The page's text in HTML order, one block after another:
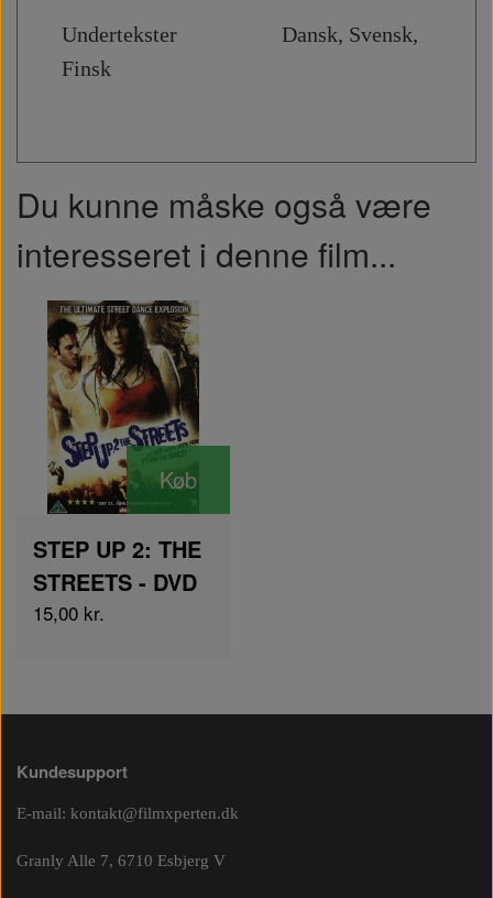
Undertekster Dansk, Svensk,
Finsk
Du kunne måske også være
interesseret i denne film...
Køb
STEP UP 2: THE
STREETS - DVD
15,00 kr.
Kundesupport
E-mail: kontakt@filmxperten.dk
Granly Alle 7, 6710 Esbjerg V